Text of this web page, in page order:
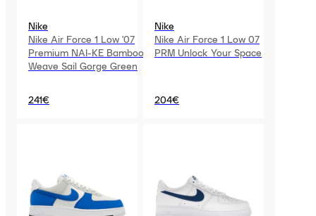
Nike
Nike Air Force 1 Low '07
Premium NAI-KE Bamboo
Weave Sail Gorge Green
241€
Nike
Nike Air Force 1 Low 07
PRM Unlock Your Space
204€